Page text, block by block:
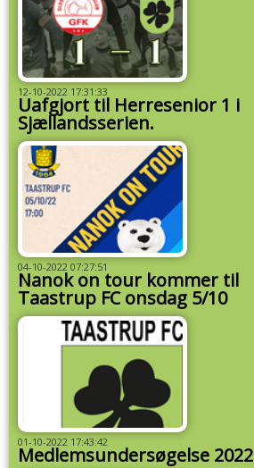
12-10-2022 17:31:33
Uafgjort til Herresenior 1 i
Sjællandsserien.
04-10-2022 07:27:51
Nanok on tour kommer til
Taastrup FC onsdag 5/10
01-10-2022 17:43:42
Medlemsundersøgelse 2022